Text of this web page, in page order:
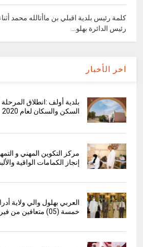
كلمة رئيس بلدية اقبلي بن ماأتالله محمد
رئيس الدائرة بهلو...
اخر الأخبار
بلدية أولف :انطلاق
السكن والسكان لعام 2020
مركز التكوين المهني و
إنجاز الكمامات الواقية
العربي بهلول والي ولاية
خمسة (05) متعافين من فيروس كورونا